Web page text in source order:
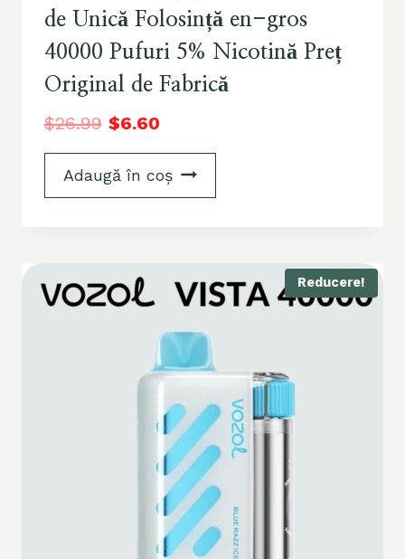
de Unică Folosință en-gros
40000 Pufuri 5% Nicotină Preț
Original de Fabrică
$26.99 $6.60
Adaugă în coș
Reducere!